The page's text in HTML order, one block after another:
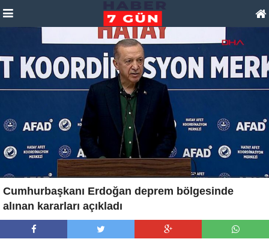
Cumhurbaşkanı Erdoğan deprem bölgesinde
alınan kararları açıkladı